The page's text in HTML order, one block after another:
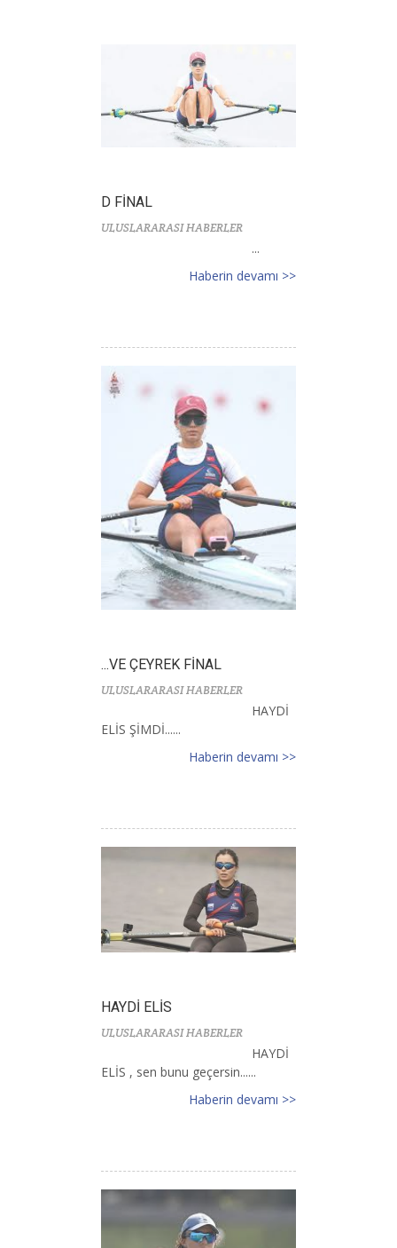
D FİNAL
ULUSLARARASI HABERLER
...
Haberin devamı >>
...VE ÇEYREK FİNAL
ULUSLARARASI HABERLER
HAYDİ
ELİS ŞİMDİ......
Haberin devamı >>
HAYDİ ELİS
ULUSLARARASI HABERLER
HAYDİ
ELİS , sen bunu geçersin......
Haberin devamı >>